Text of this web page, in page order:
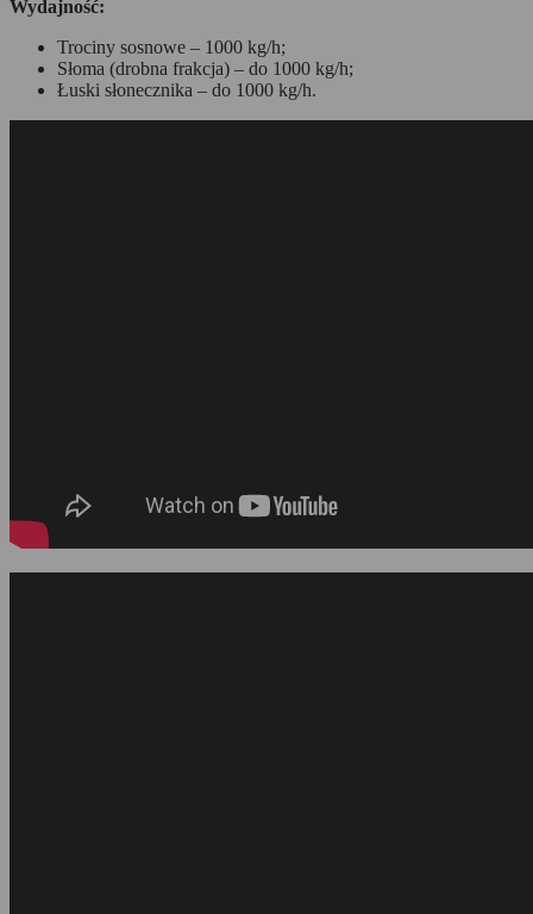
Wydajność:
Trociny sosnowe – 1000 kg/h;
Słoma (drobna frakcja) – do 1000 kg/h;
Łuski słonecznika – do 1000 kg/h.